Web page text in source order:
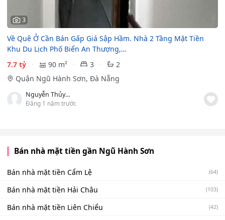
3
Về Quê Ở Cần Bán Gấp Giá Sập Hầm. Nhà 2 Tầng Mặt Tiền
Khu Du Lịch Phố Biển An Thượng,…
7.7 tỷ
90 m² 3
2
Quận Ngũ Hành Sơn, Đà Nẵng
Nguyễn Thủy Hoàng
Đăng 1 năm trước
Bán nhà mặt tiền gần Ngũ Hành Sơn
Bán nhà mặt tiền Cẩm Lệ (64)
Bán nhà mặt tiền Hải Châu (103)
Bán nhà mặt tiền Liên Chiểu (42)